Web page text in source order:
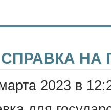
НА
2023 в